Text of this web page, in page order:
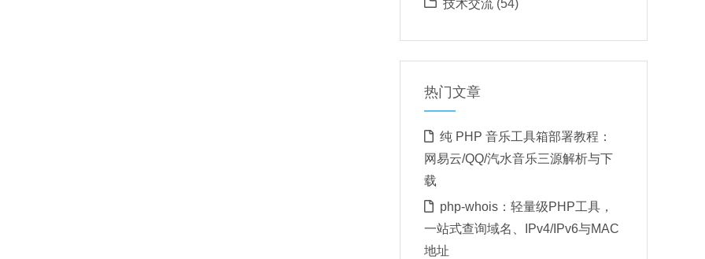
技术交流(54)
热门文章
纯 PHP 音乐工具箱部署教程：
网易云/QQ/汽水音乐三源解析与下
载
php-whois：轻量级PHP工具，
一站式查询域名、IPv4/IPv6与MAC
地址